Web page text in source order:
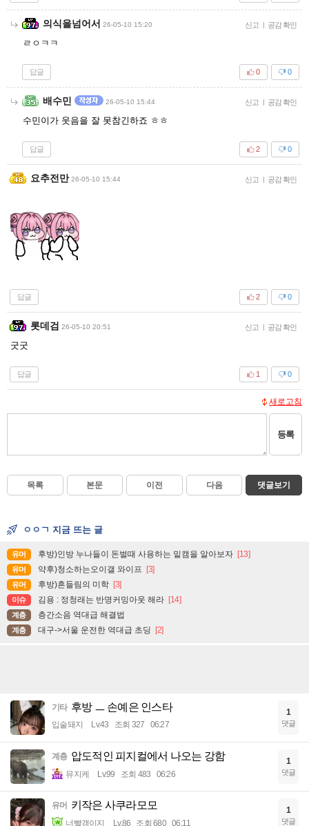
의식을넘어서 26-05-10 15:20 신고 | 공감 확인
ㄹㅇㅋㅋ
답글 0
0
배수민 26-05-10 15:44 신고 | 공감 확인
수민이가 웃음을 잘 못참긴하죠 ㅎㅎ
답글 0
2
요추전만 26-05-10 15:44 신고 | 공감 확인
답글 0
2
롯데검 26-05-10 20:51 신고 | 공감 확인
굿굿
답글 0
1
새로고침
등록
목록 본문 이전 다음 댓글보기
ㅇㅇㄱ 지금 뜨는 글
유머 후방)인방 누나들이 돈벌때 사용하는 밑캠을 알아보자 [13]
유머 약후)청소하는오이갤 와이프 [3]
유머 후방)흔들림의 미학 [3]
이슈 김용 : 정청래는 반명커밍아웃 해라 [14]
계층 층간소음 역대급 해결법
계층 대구->서울 운전한 역대급 초딩 [2]
기타 후방 ㅡ 손예은 인스타
입술돼지 Lv.43 조회 327 06:27
1
댓글
계층 압도적인 피지컬에서 나오는 강함
뮤지케 Lv.99 조회 483 06:26
1
댓글
유머 키작은 사쿠라모모
너빨갱이지 Lv.86 조회 680 06:11
1
댓글